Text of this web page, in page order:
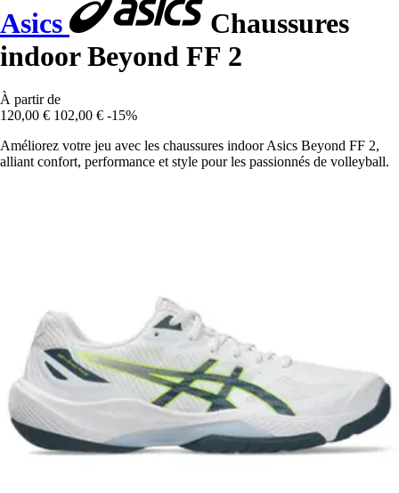
Asics
Chaussures
indoor Beyond FF 2
À partir de
120,00 € 102,00 € -15%
Améliorez votre jeu avec les chaussures indoor Asics Beyond FF 2,
alliant confort, performance et style pour les passionnés de volleyball.